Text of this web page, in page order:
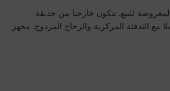
المعروضة للبيع. تتكون خارجيا من حديقة
مع التدفئة المركزية والزجاج المزدوج. مجهز